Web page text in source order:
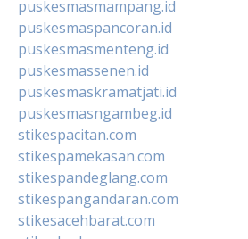
puskesmasmampang.id
puskesmaspancoran.id
puskesmasmenteng.id
puskesmassenen.id
puskesmaskramatjati.id
puskesmasngambeg.id
stikespacitan.com
stikespamekasan.com
stikespandeglang.com
stikespangandaran.com
stikesacehbarat.com